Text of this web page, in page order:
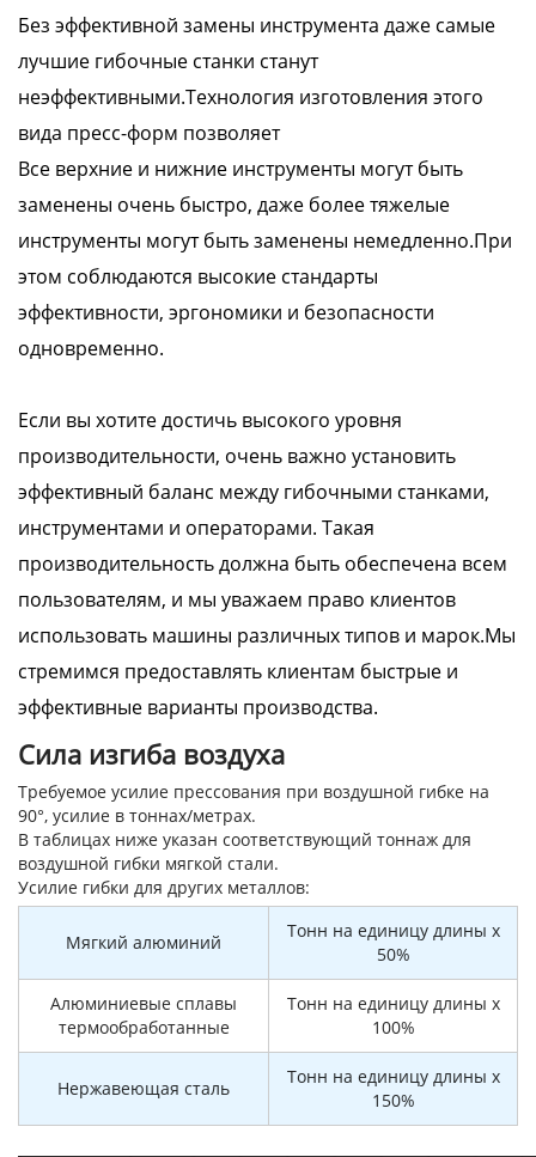
Без эффективной замены инструмента даже самые
лучшие гибочные станки станут
неэффективными.Технология изготовления этого
вида пресс-форм позволяет
Все верхние и нижние инструменты могут быть
заменены очень быстро, даже более тяжелые
инструменты могут быть заменены немедленно.При
этом соблюдаются высокие стандарты
эффективности, эргономики и безопасности
одновременно.
Если вы хотите достичь высокого уровня
производительности, очень важно установить
эффективный баланс между гибочными станками,
инструментами и операторами. Такая
производительность должна быть обеспечена всем
пользователям, и мы уважаем право клиентов
использовать машины различных типов и марок.Мы
стремимся предоставлять клиентам быстрые и
эффективные варианты производства.
Сила изгиба воздуха
Требуемое усилие прессования при воздушной гибке на
90°, усилие в тоннах/метрах.
В таблицах ниже указан соответствующий тоннаж для
воздушной гибки мягкой стали.
Усилие гибки для других металлов:
Мягкий алюминий
Тонн на единицу длины x
50%
Алюминиевые сплавы
термообработанные
Тонн на единицу длины x
100%
Нержавеющая сталь
Тонн на единицу длины x
150%